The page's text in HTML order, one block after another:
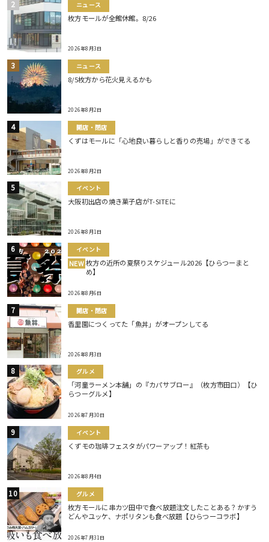
ニュース
枚方モールが全館休館。8/26
2026年8月3日
ニュース
8/5枚方から花火見えるかも
2026年8月2日
開店・閉店
くずはモールに「心地良い暮らしと香りの売場」ができてる
2026年8月2日
イベント
大阪初出店の焼き菓子店がT-SITEに
2026年8月1日
イベント
NEW 枚方の近所の夏祭りスケジュール2026【ひらつーまと
め】
2026年8月6日
開店・閉店
香里園につくってた「魚丼」がオープンしてる
2026年8月3日
グルメ
「河童ラーメン本舗」の『カパサブロー』（枚方市田口）【ひ
らつーグルメ】
2026年7月30日
イベント
くずモの珈琲フェスタがパワーアップ！紅茶も
2026年8月4日
グルメ
枚方モールに串カツ田中で食べ放題注文したことある？かすう
どんやユッケ、ナポリタンも食べ放題【ひらつーコラボ】
2026年7月31日